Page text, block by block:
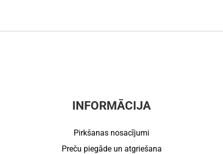
INFORMĀCIJA
Pirkšanas nosacījumi
Preču piegāde un atgriešana